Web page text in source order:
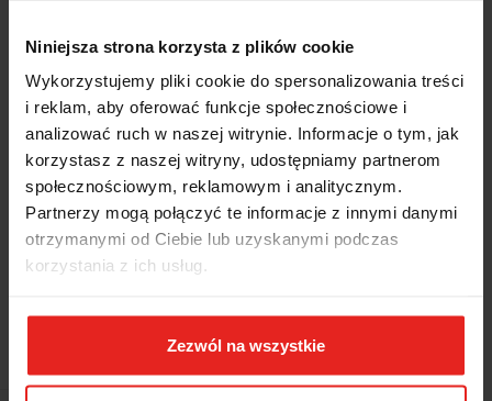
Niniejsza strona korzysta z plików cookie
Wykorzystujemy pliki cookie do spersonalizowania treści
i reklam, aby oferować funkcje społecznościowe i
analizować ruch w naszej witrynie. Informacje o tym, jak
korzystasz z naszej witryny, udostępniamy partnerom
społecznościowym, reklamowym i analitycznym.
Partnerzy mogą połączyć te informacje z innymi danymi
otrzymanymi od Ciebie lub uzyskanymi podczas
korzystania z ich usług.
Zezwól na wszystkie
KOMPLET KLUCZY KĄTOWYCH DWUSTRONNYCH 932, 6-32MM,